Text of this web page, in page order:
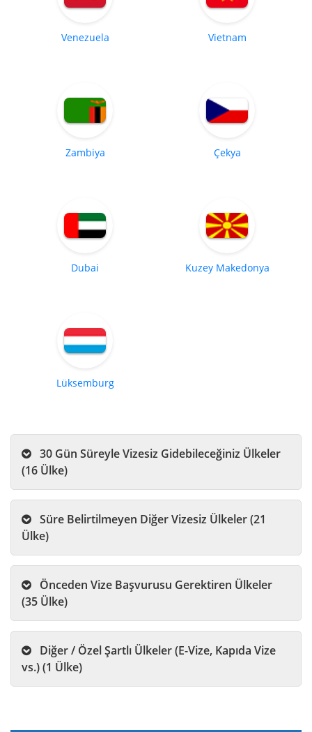
Venezuela Vietnam
Zambiya Çekya
Dubai Kuzey Makedonya
Lüksemburg
(16 Ülke)
Ülke)
(35 Ülke)
vs.) (1 Ülke)